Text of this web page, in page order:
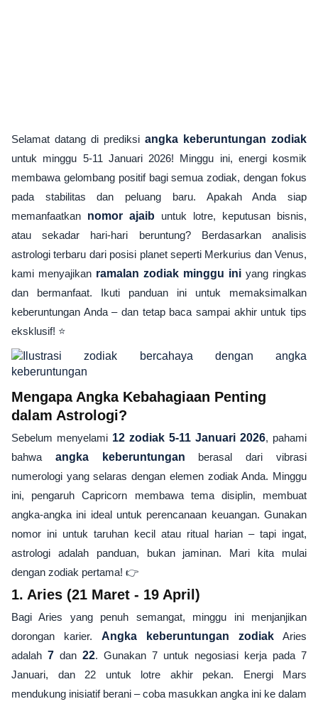
Selamat datang di prediksi angka keberuntungan zodiak
untuk minggu 5-11 Januari 2026! Minggu ini, energi kosmik
membawa gelombang positif bagi semua zodiak, dengan fokus
pada stabilitas dan peluang baru. Apakah Anda siap
memanfaatkan nomor ajaib untuk lotre, keputusan bisnis,
atau sekadar hari-hari beruntung? Berdasarkan analisis
astrologi terbaru dari posisi planet seperti Merkurius dan Venus,
kami menyajikan ramalan zodiak minggu ini yang ringkas
dan bermanfaat. Ikuti panduan ini untuk memaksimalkan
keberuntungan Anda – dan tetap baca sampai akhir untuk tips
eksklusif! ⭐
Mengapa Angka Kebahagiaan Penting
dalam Astrologi?
Sebelum menyelami 12 zodiak 5-11 Januari 2026, pahami
bahwa angka keberuntungan berasal dari vibrasi
numerologi yang selaras dengan elemen zodiak Anda. Minggu
ini, pengaruh Capricorn membawa tema disiplin, membuat
angka-angka ini ideal untuk perencanaan keuangan. Gunakan
nomor ini untuk taruhan kecil atau ritual harian – tapi ingat,
astrologi adalah panduan, bukan jaminan. Mari kita mulai
dengan zodiak pertama! 👉
1. Aries (21 Maret - 19 April)
Bagi Aries yang penuh semangat, minggu ini menjanjikan
dorongan karier. Angka keberuntungan zodiak Aries
adalah 7 dan 22. Gunakan 7 untuk negosiasi kerja pada 7
Januari, dan 22 untuk lotre akhir pekan. Energi Mars
mendukung inisiatif berani – coba masukkan angka ini ke dalam